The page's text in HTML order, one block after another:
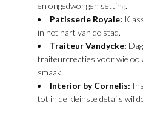
en ongedwongen setting.
Patisserie Royale:
in het hart van de stad.
Traiteur Vandycke:
traiteurcreaties voor wie
smaak.
Interior by Cornelis:
tot in de kleinste details wil